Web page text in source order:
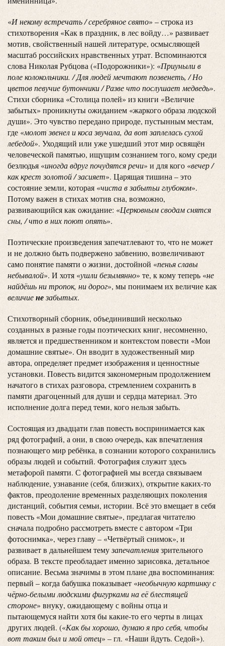
«И некому встречать / серебряное свято» – строка из
стихотворения «Как в праздник, в лес войду…» развивает
мотив, свойственный нашей литературе, осмысляющей
масштаб российских нравственных утрат. Вспоминаются
слова Николая Рубцова («Подорожники»): «Приуныли в
поле колокольчики. / Для людей мечтают позвенеть, / Но
цветов певучие бутончики / Разве что послушает медведь».
Стихи сборника «Столица полей» из книги «Величие
забытых» проникнуты ожиданием «жаркого образа людской
души». Это чувство передано природе, пустынным местам,
где «молот звенел и коса звучала, да вот заплелась сухой
лебедой». Уходящий или уже ушедший этот мир освящён
человеческой памятью, ищущим сознанием того, кому среди
безлюдья «иногда вдруг почудятся речи» и для кого «вечер /
как крест золотой / засияет». Царящая тишина – это
состояние земли, которая «чиста в забытьи глубоком».
Потому важен в стихах мотив сна, возможно,
развивающийся как ожидание: «Церковным сводам снятся
сны, / что в них поют опять».
Поэтические произведения запечатлевают то, что не может
и не должно быть подвержено забвению, возвеличивают
само понятие памяти о жизни, достойной «пенья славы
небывалой». И хотя «ушли безымянно» те, к кому теперь «не
найдёшь ни тропок, ни дорог», мы понимаем их величие как
величиенезабытых.
Стихотворный сборник, объединивший несколько
созданных в разные годы поэтических книг, несомненно,
является и предшественником и контекстом повести «Мои
домашние святые». Он вводит в художественный мир
автора, определяет предмет изображения и ценностные
установки. Повесть видится закономерным продолжением
начатого в стихах разговора, стремлением сохранить в
памяти драгоценный для души и сердца материал. Это
исполнение долга перед теми, кого нельзя забыть.
Состоящая из двадцати глав повесть воспринимается как
ряд фотографий, а они, в свою очередь, как впечатления
познающего мир ребёнка, в сознании которого сохранились
образы людей и событий. Фотография служит здесь
метафорой памяти. С фотографией мы всегда связываем
наблюдение, узнавание (себя, близких), открытие каких-то
фактов, преодоление временных разделяющих поколения
дистанций, события семьи, истории. Всё это вмещает в себя
повесть «Мои домашние святые», предлагая читателю
сначала подробно рассмотреть вместе с автором «Три
фотоснимка», через главу – «Четвёртый снимок», и
развивает в дальнейшем темузапечатлениязрительного
образа. В тексте преобладает именно зарисовка, детальное
описание. Весьма значимы в этом плане два воспоминания:
первый – когда бабушка показывает «необычную картинку с
чёрно-белыми людскими фигурками на её блестящей
стороне» внуку, ожидающему с войны отца и
пытающемуся найти хотя бы какие-то его черты в лицах
других людей. («Как бы хорошо, думаю я про себя, чтобы
вот таким был и мой отец» – гл. «Наши йдуть. Седой»).